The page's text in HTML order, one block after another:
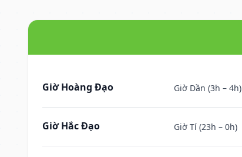
Giờ Hoàng Đạo Giờ Dần (3h – 4h)
Giờ Hắc Đạo Giờ Tí (23h – 0h)